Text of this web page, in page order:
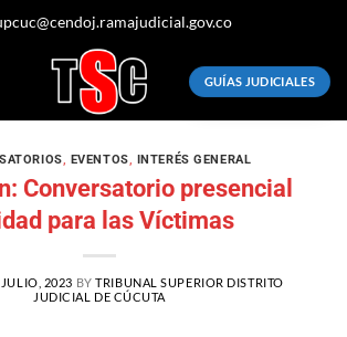
GUÍAS JUDICIALES
, EVENTOS, INTERÉS GENERAL
Conversatorio presencial
para las Víctimas
2023 BYTRIBUNAL SUPERIOR DISTRITO
JUDICIAL DE CÚCUTA